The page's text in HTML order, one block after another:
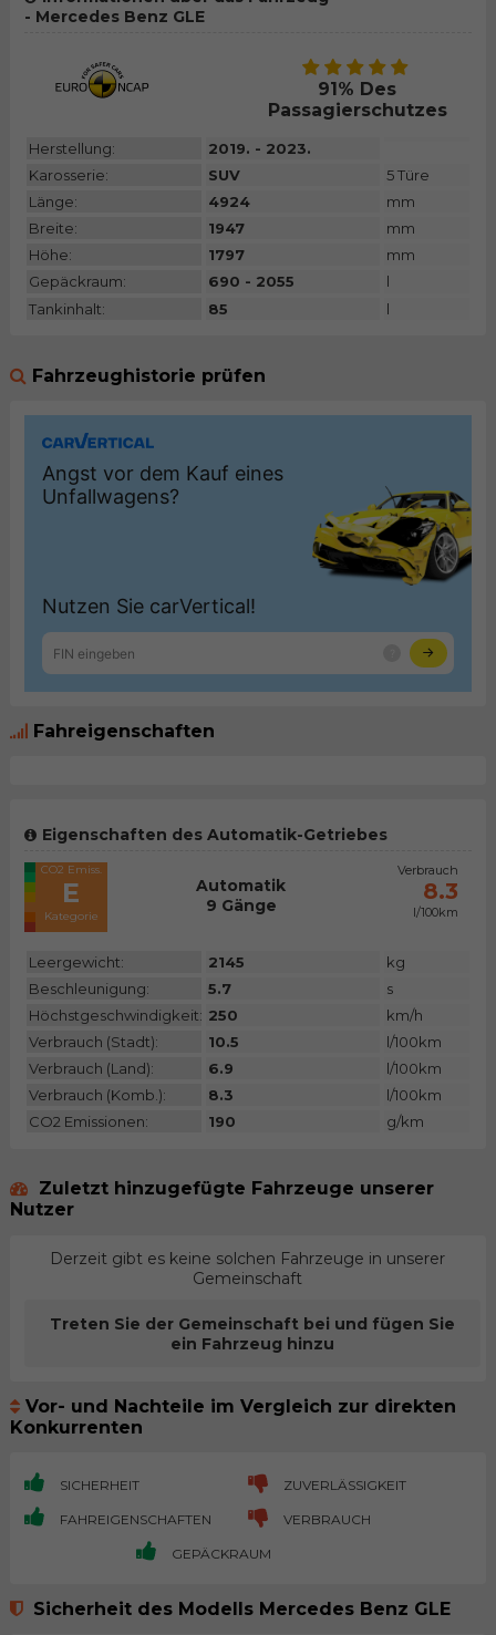
- Mercedes Benz GLE
91% Des
Passagierschutzes
Herstellung:
2019. - 2023.
Karosserie:
SUV
5 Türe
Länge:
4924
mm
Breite:
1947
mm
Höhe:
1797
mm
Gepäckraum:
690 - 2055
l
Tankinhalt:
85 l
Fahrzeughistorie prüfen
Fahreigenschaften
Eigenschaften des Automatik-Getriebes
CO2 Emiss.
E
Kategorie
Automatik
9 Gänge
Verbrauch
8.3
l/100km
Leergewicht: 2145
kg
Beschleunigung:
5.7
s
Höchstgeschwindigkeit: 250
km/h
Verbrauch (Stadt):
10.5
l/100km
Verbrauch (Land):
6.9
l/100km
Verbrauch (Komb.):
8.3
l/100km
CO2 Emissionen:
190 g/km
Zuletzt hinzugefügte Fahrzeuge unserer
Nutzer
Derzeit gibt es keine solchen Fahrzeuge in unserer
Gemeinschaft
Treten Sie der Gemeinschaft bei und fügen Sie
ein Fahrzeug hinzu
Vor- und Nachteile im Vergleich zur direkten
Konkurrenten
SICHERHEIT ZUVERLÄSSIGKEIT
FAHREIGENSCHAFTEN VERBRAUCH
GEPÄCKRAUM
Sicherheit des Modells Mercedes Benz GLE